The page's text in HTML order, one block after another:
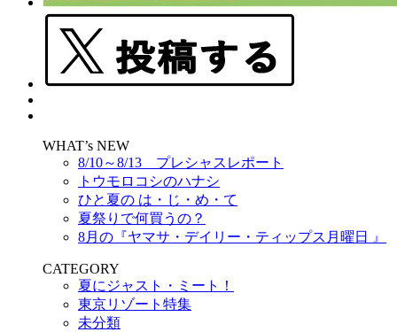
WHAT’s NEW
8/10～8/13 プレシャスレポート
トウモロコシのハナシ
ひと夏の は・じ・め・て
夏祭りで何買うの？
8月の『ヤマサ・デイリー・ティップス月曜日 』
CATEGORY
夏にジャスト・ミート！
東京リゾート特集
未分類